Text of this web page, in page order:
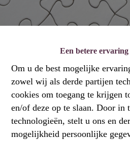
Een betere ervaring
Om u de best mogelijke
zowel wij als derde partijen
cookies om toegang te krijgen
en/of deze op te slaan. Door in
technologieën, stelt u ons en
mogelijkheid persoonlijke
Oeps, deze
meer